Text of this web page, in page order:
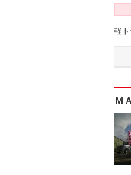
軽
Ｍ